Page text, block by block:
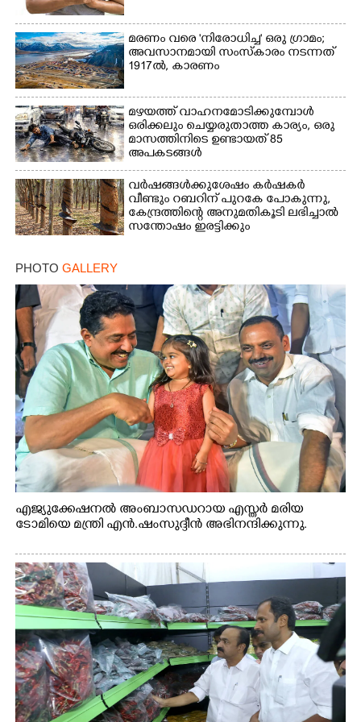
മരണം വരെ 'നിരോധിച്ച' ഒരു ഗ്രാമം;
അവസാനമായി സംസ്കാരം നടന്നത്
1917ൽ, കാരണം
മഴയത്ത് വാഹനമോടിക്കുമ്പോൾ
ഒരിക്കലും ചെയ്യരുതാത്ത കാര്യം, ഒരു
മാസത്തിനിടെ ഉണ്ടായത് 85
അപകടങ്ങൾ
വർഷങ്ങൾക്കുശേഷം കർഷകർ
വീണ്ടും റബറിന് പുറകേ പോകുന്നു,
കേന്ദ്രത്തിന്റെ അനുമതികൂടി ലഭിച്ചാൽ
സന്തോഷം ഇരട്ടിക്കും
PHOTO GALLERY
എജ്യുക്കേഷനൽ അംബാസഡറായ എസ്തർ മരിയ
ടോമിയെ മന്ത്രി എൻ.ഷംസുദ്ദീൻ അഭിനന്ദിക്കുന്നു.